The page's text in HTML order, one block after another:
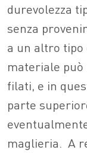
durevolezza
senza
a un altro tipo
materiale
filati, e in
parte
maglieria. A